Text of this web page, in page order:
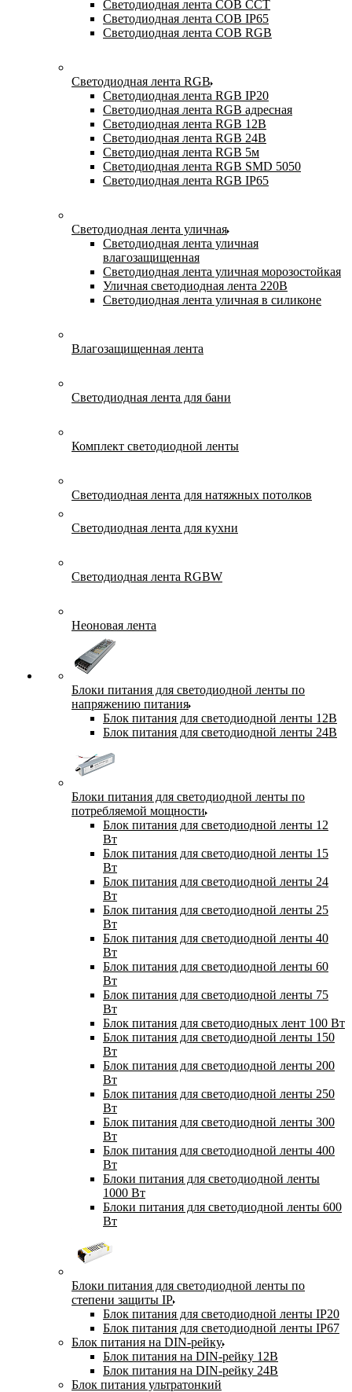
Светодиодная лента COB CCT
Светодиодная лента COB IP65
Светодиодная лента COB RGB
Светодиодная лента RGB
Светодиодная лента RGB IP20
Светодиодная лента RGB адресная
Светодиодная лента RGB 12В
Светодиодная лента RGB 24В
Светодиодная лента RGB 5м
Светодиодная лента RGB SMD 5050
Светодиодная лента RGB IP65
Светодиодная лента уличная
Светодиодная лента уличная
влагозащищенная
Светодиодная лента уличная морозостойкая
Уличная светодиодная лента 220В
Светодиодная лента уличная в силиконе
Влагозащищенная лента
Светодиодная лента для бани
Комплект светодиодной ленты
Светодиодная лента для натяжных потолков
Светодиодная лента для кухни
Светодиодная лента RGBW
Неоновая лента
Блоки питания для светодиодной ленты по
напряжению питания
Блок питания для светодиодной ленты 12В
Блок питания для светодиодной ленты 24В
Блоки питания для светодиодной ленты по
потребляемой мощности
Блок питания для светодиодной ленты 12
Вт
Блок питания для светодиодной ленты 15
Вт
Блок питания для светодиодной ленты 24
Вт
Блок питания для светодиодной ленты 25
Вт
Блок питания для светодиодной ленты 40
Вт
Блок питания для светодиодной ленты 60
Вт
Блок питания для светодиодной ленты 75
Вт
Блок питания для светодиодных лент 100 Вт
Блок питания для светодиодной ленты 150
Вт
Блок питания для светодиодной ленты 200
Вт
Блок питания для светодиодной ленты 250
Вт
Блок питания для светодиодной ленты 300
Вт
Блок питания для светодиодной ленты 400
Вт
Блоки питания для светодиодной ленты
1000 Вт
Блоки питания для светодиодной ленты 600
Вт
Блоки питания для светодиодной ленты по
степени защиты IP
Блок питания для светодиодной ленты IP20
Блок питания для светодиодной ленты IP67
Блок питания на DIN-рейку
Блок питания на DIN-рейку 12В
Блок питания на DIN-рейку 24В
Блок питания ультратонкий